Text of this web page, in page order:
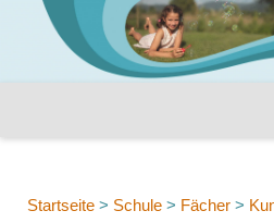
Startseite > Schule > Fächer >